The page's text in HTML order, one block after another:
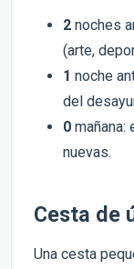
2 noches
(arte,
1 noche
del
0 mañana:
nuevas.
Cesta de
Una cesta